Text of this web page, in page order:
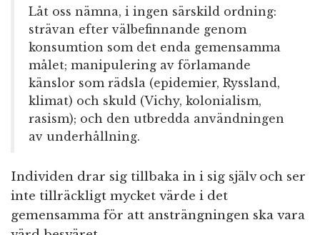
Låt oss nämna, i ingen särskild ordning:
strävan efter välbefinnande genom
konsumtion som det enda gemensamma
målet; manipulering av förlamande
känslor som rädsla (epidemier, Ryssland,
klimat) och skuld (Vichy, kolonialism,
rasism); och den utbredda användningen
av underhållning.
Individen drar sig tillbaka in i sig själv och ser
inte tillräckligt mycket värde i det
gemensamma för att ansträngningen ska vara